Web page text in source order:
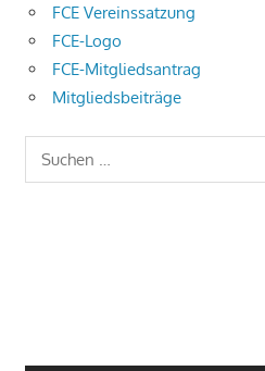
FCE Vereinssatzung
FCE-Logo
FCE-Mitgliedsantrag
Mitgliedsbeiträge
Suchen
nach: